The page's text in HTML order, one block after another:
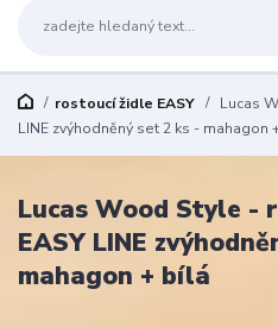
rostoucí židle EASY
Lucas
LINE zvýhodněný set 2 ks - mahagon
Lucas Wood Style -
EASY LINE
mahagon + bílá